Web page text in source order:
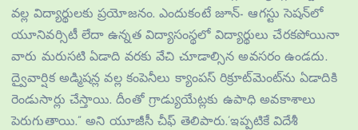
వల్ల విద్యార్థులకు ప్రయోజనం. ఎందుకంటే జూన్- ఆగస్టు సెషన్​లో
యూనివర్సిటీ లేదా ఉన్నత విద్యాసంస్థలో విద్యార్థులు చేరకపోయినా
వారు మరుసటి ఏడాది వరకు వేచి చూడాల్సిన అవసరం ఉండదు.
ద్వైవార్షిక అడ్మిషన్ల వల్ల కంపెనీలు క్యాంపస్ రిక్రూట్‌మెంట్‌ను ఏడాదికి
రెండుసార్లు చేస్తాయి. దీంతో గ్రాడ్యుయేట్లకు ఉపాధి అవకాశాలు
పెరుగుతాయి.” అని యూజీసీ చీఫ్ తెలిపారు.’ఇప్పటికే విదేశీ